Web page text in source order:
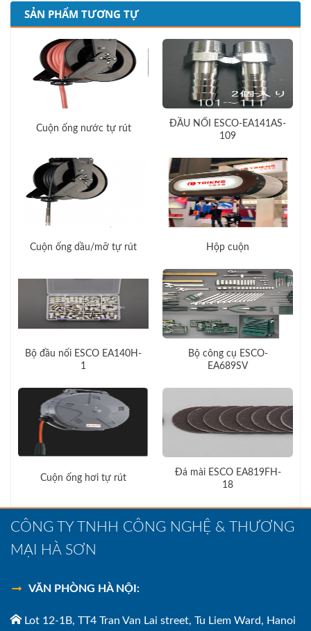
SẢN PHẨM TƯƠNG TỰ
Cuộn ống nước tự rút
ĐẦU NỐI ESCO-EA141AS-
109
Cuộn ống dầu/mỡ tự rút Hộp cuộn
Bộ đầu nối ESCO EA140H-
1
Bộ công cụ ESCO-
EA689SV
Cuộn ống hơi tự rút
Đá mài ESCO EA819FH-
18
CÔNG TY TNHH CÔNG NGHỆ & THƯƠNG
MẠI HÀ SƠN
VĂN PHÒNG HÀ NỘI:
Lot 12-1B, TT4 Tran Van Lai street, Tu Liem Ward, Hanoi